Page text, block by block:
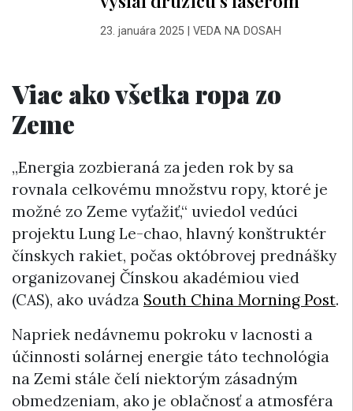
23. januára 2025| VEDA NA DOSAH
Viac ako všetka ropa zo
Zeme
„Energia zozbieraná za jeden rok by sa
rovnala celkovému množstvu ropy, ktoré je
možné zo Zeme vyťažiť,“ uviedol vedúci
projektu Lung Le-chao, hlavný konštruktér
čínskych rakiet, počas októbrovej prednášky
organizovanej Čínskou akadémiou vied
(CAS), ako uvádza South China Morning Post.
Napriek nedávnemu pokroku v lacnosti a
účinnosti solárnej energie táto technológia
na Zemi stále čelí niektorým zásadným
obmedzeniam, ako je oblačnosť a atmosféra